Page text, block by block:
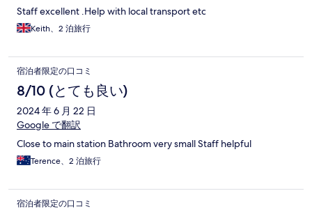
Staff excellent .Help with local transport etc
Keith、2 泊旅行
宿泊者限定の口コミ
8/10 (とても良い)
2024 年 6 月 22 日
Google で翻訳
Close to main station Bathroom very small Staff helpful
Terence、2 泊旅行
宿泊者限定の口コミ